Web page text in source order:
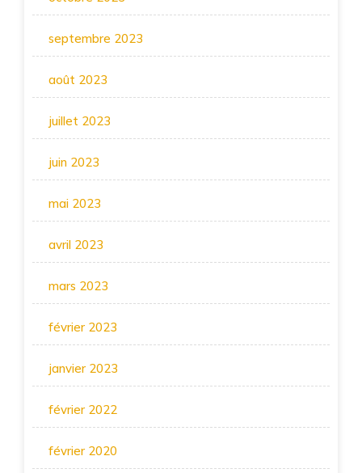
septembre 2023
août 2023
juillet 2023
juin 2023
mai 2023
avril 2023
mars 2023
février 2023
janvier 2023
février 2022
février 2020